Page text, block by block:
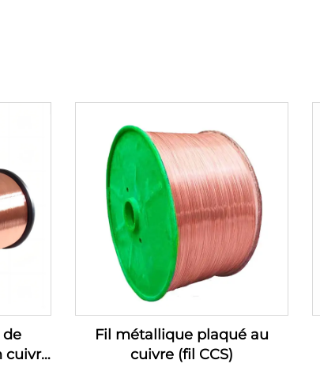
cuivre
Fil métallique plaqué au
cuivre (fil CCS)